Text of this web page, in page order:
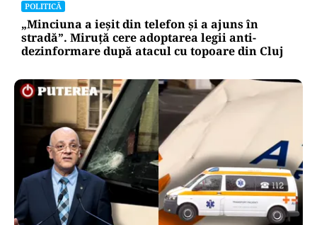
POLITICĂ
„Minciuna a ieșit din telefon și a ajuns în
stradă”. Miruță cere adoptarea legii anti-
dezinformare după atacul cu topoare din Cluj